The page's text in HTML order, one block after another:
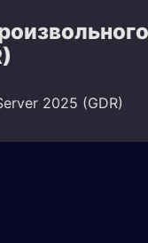
2025 (GDR)